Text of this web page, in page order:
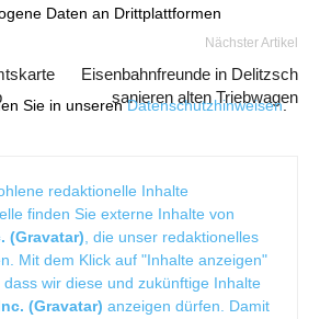
Daten an Drittplattformen
Sie in unserenDatenschutzhinweisen.
Nächster Artikel
Eisenbahnfreunde in Delitzsch
sanieren alten Triebwagen
redaktionelle Inhalte
finden Sie externe Inhalte von
(Gravatar) , die unser redaktionelles
Mit dem Klick auf "Inhalte anzeigen"
wir diese und zukünftige Inhalte
(Gravatar) anzeigen dürfen. Damit